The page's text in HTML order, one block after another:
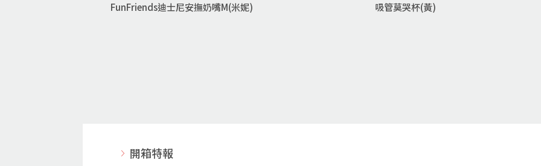
FunFriends迪士尼安撫奶嘴M(米妮) 吸管莫哭杯(黃)
開箱特報